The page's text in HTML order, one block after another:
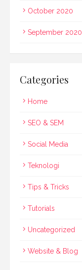
October 2020
September 2020
Categories
Home
SEO & SEM
Social Media
Teknologi
Tips & Tricks
Tutorials
Uncategorized
Website & Blog